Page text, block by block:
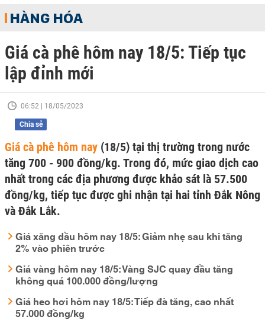
HÀNG HÓA
Giá cà phê hôm nay 18/5: Tiếp tục
lập đỉnh mới
06:52 | 18/05/2023
Chia sẻ
Giá cà phê hôm nay (18/5) tại thị trường trong nước
tăng 700 - 900 đồng/kg. Trong đó, mức giao dịch cao
nhất trong các địa phương được khảo sát là 57.500
đồng/kg, tiếp tục được ghi nhận tại hai tỉnh Đắk Nông
và Đắk Lắk.
Giá xăng dầu hôm nay 18/5: Giảm nhẹ sau khi tăng
2% vào phiên trước
Giá vàng hôm nay 18/5: Vàng SJC quay đầu tăng
không quá 100.000 đồng/lượng
Giá heo hơi hôm nay 18/5: Tiếp đà tăng, cao nhất
57.000 đồng/kg